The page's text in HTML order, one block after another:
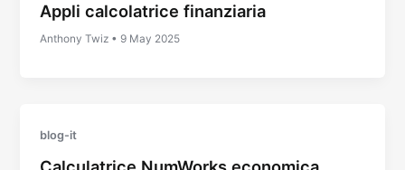
Appli calcolatrice finanziaria
Anthony Twiz •9 May 2025
blog-it